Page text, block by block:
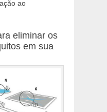
ao
eliminar os
em sua